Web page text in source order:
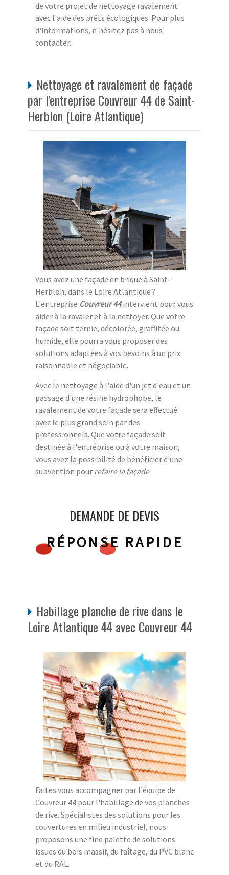
de votre projet de nettoyage ravalement
avec l'aide des prêts écologiques. Pour plus
d'informations, n'hésitez pas à nous
contacter.
Nettoyage et ravalement de façade
par l'entreprise Couvreur 44 de Saint-
Herblon (Loire Atlantique)
Vous avez une façade en brique à Saint-
Herblon, dans le Loire Atlantique ?
L'entreprise Couvreur 44intervient pour vous
aider à la ravaler et à la nettoyer. Que votre
façade soit ternie, décolorée, graffitée ou
humide, elle pourra vous proposer des
solutions adaptées à vos besoins à un prix
raisonnable et négociable.
Avec le nettoyage à l'aide d'un jet d'eau et un
passage d'une résine hydrophobe, le
ravalement de votre façade sera effectué
avec le plus grand soin par des
professionnels. Que votre façade soit
destinée à l'entréprise ou à votre maison,
vous avez la possibilité de bénéficier d'une
subvention pour refaire la façade.
DEMANDE DE DEVIS
RÉPONSE RAPIDE
Habillage planche de rive dans le
Loire Atlantique 44 avec Couvreur 44
Faites vous accompagner par l'équipe de
Couvreur 44 pour l'habillage de vos planches
de rive. Spécialistes des solutions pour les
couvertures en milieu industriel, nous
proposons une fine palette de solutions
issues du bois massif, du faîtage, du PVC blanc
et du RAL.